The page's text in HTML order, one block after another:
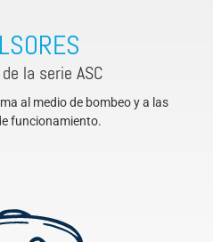
la serie ASC
al medio de bombeo y a las
funcionamiento.